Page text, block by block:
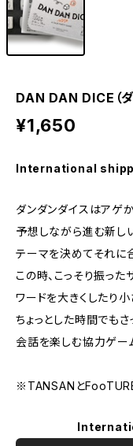
DAN DAN DICE（ダ
¥1,650
International
ダンダンダイスはアゲ
予想しながら進む新し
テーマを決めてそれに
この時、こっそり振っ
ワードを大きくしたり小
ちょっとした時間でも
会話を楽しむ協力ゲー
※TANSANと